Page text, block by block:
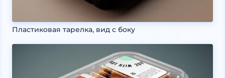
Пластиковая тарелка, вид с боку